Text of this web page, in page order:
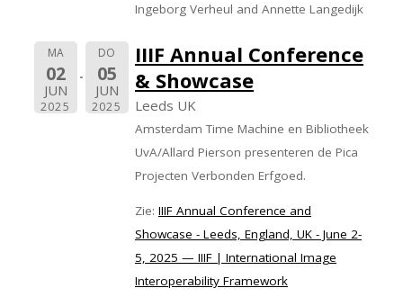
Ingeborg Verheul and Annette Langedijk
MA
02
JUN
2025
DO
05
JUN
2025
IIIF Annual Conference
& Showcase
Leeds UK
Amsterdam Time Machine en Bibliotheek
UvA/Allard Pierson presenteren de Pica
Projecten Verbonden Erfgoed.
Zie: IIIF Annual Conference and
Showcase - Leeds, England, UK - June 2-
5, 2025 — IIIF | International Image
Interoperability Framework